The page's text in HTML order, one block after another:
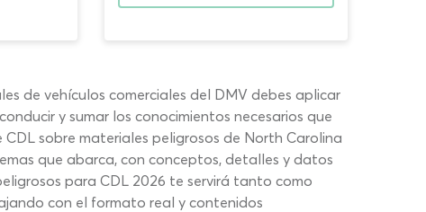
de vehículos comerciales del DMV debes aplicar
y sumar los conocimientos necesarios que
sobre materiales peligrosos de North Carolina
que abarca, con conceptos, detalles y datos
para CDL 2026 te servirá tanto como
con el formato real y contenidos